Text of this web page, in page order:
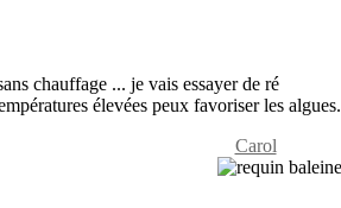
chauffage ... je vais essayer de ré
élevées peux favoriser les algues.
Carol